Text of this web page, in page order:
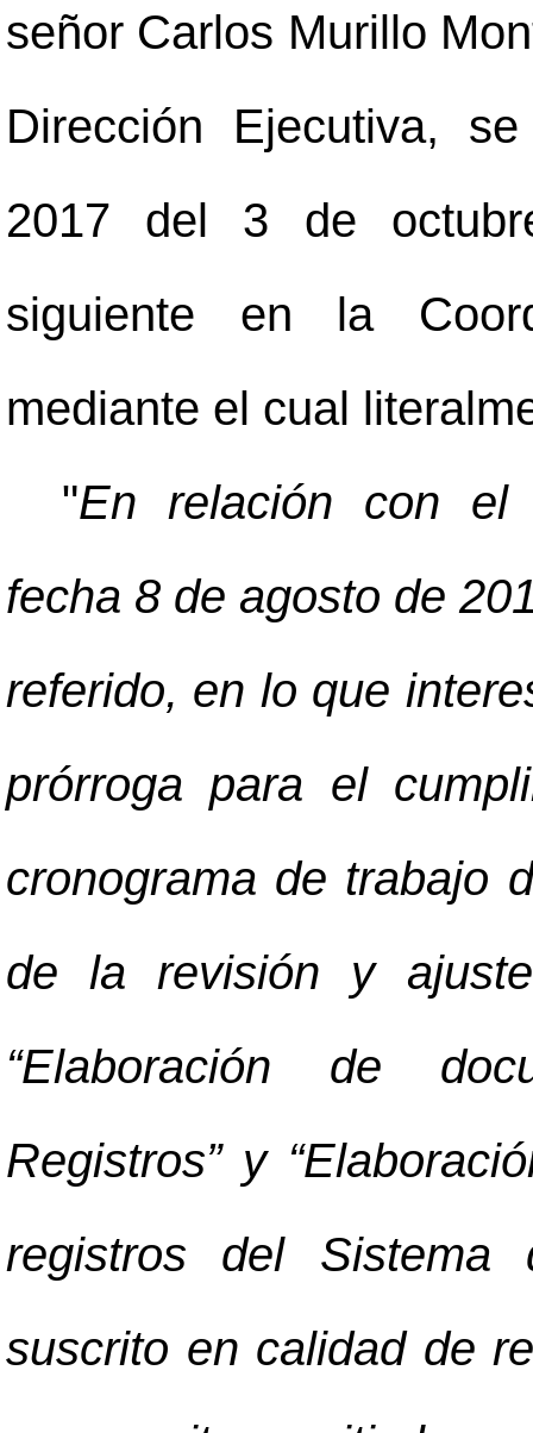
señor Carlos Murillo
Dirección Ejecutiva,
2017 del 3 de
siguiente en la
mediante el cual
"En relación con el
fecha 8 de agosto de
referido, en lo que
prórroga para el
cronograma de trabajo
de la revisión y
“Elaboración de
Registros” y
registros del Sistema
suscrito en calidad de